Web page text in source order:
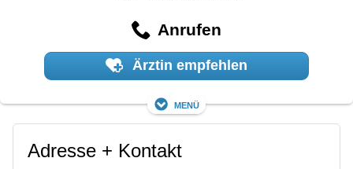
Anrufen
Ärztin empfehlen
Menü
Adresse + Kontakt